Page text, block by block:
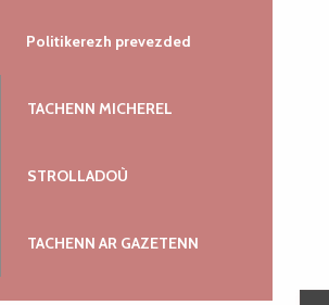
Politikerezh prevezded
TACHENN MICHEREL
STROLLADOÙ
TACHENN AR GAZETENN